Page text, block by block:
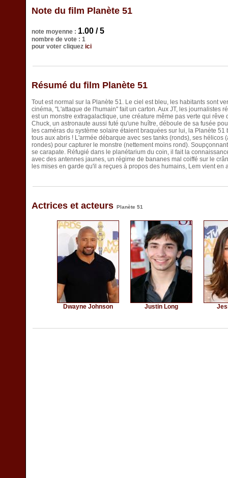
Note du film Planète 51
note moyenne : 1.00 / 5
nombre de vote : 1
pour voter cliquez ici
Résumé du film Planète 51
Tout est normal sur la Planète 51. Le ciel est bleu, les habitants sont
cinéma, "L'attaque de l'humain" fait un carton. Aux JT, les journalistes
est un monstre extragalactique, une créature même pas verte qui rêve
Chuck, un astronaute aussi futé qu'une huître, déboule de sa fusée
les caméras du système solaire étaient braquées sur lui, la Planète
tous aux abris ! L'armée débarque avec ses tanks (ronds), ses hélicos
rondes) pour capturer le monstre (nettement moins rond).
se carapate. Réfugié dans le planétarium du coin, il fait la
avec des antennes jaunes, un régime de bananes mal coiffé sur le
les mises en garde qu'il a reçues à propos des humains, Lem vient en
Actrices et acteurs Planète 51
Dwayne Johnson Justin Long